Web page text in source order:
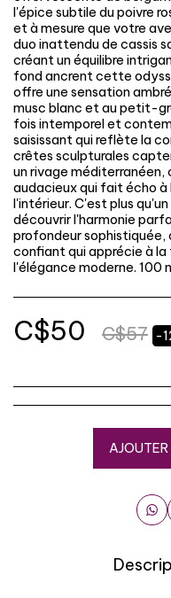
l'épice subtile du poivre
et à mesure que votre
duo inattendu de cassis
créant un équilibre
fond ancrent cette
offre une sensation
musc blanc et au petit-
fois intemporel et
saisissant qui reflète la
crêtes sculpturales
un rivage méditerranéen,
audacieux qui fait écho à
l'intérieur. C'est plus
découvrir l'harmonie
profondeur sophistiquée,
confiant qui apprécie à
l'élégance moderne. 100
C$50 C$57 -
AJOUTER